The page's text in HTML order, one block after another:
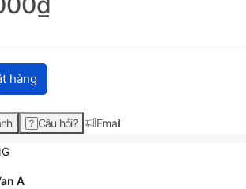
XL 3600dr 36-in Multifunction
hàng
Câu hỏi? Email
A